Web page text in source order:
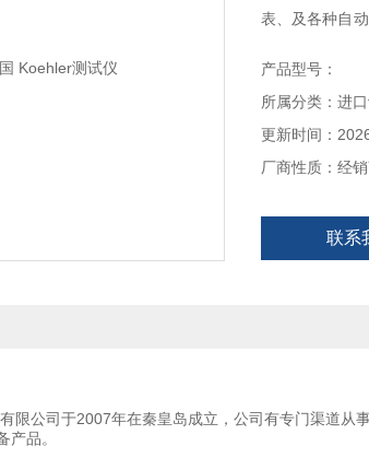
表、及各种自
持和数年的贸
还提供*细致的
泛认可。
产品型号：
所属分类：进
更新时间：
厂商性质：经
联系
限公司于2007年在秦皇岛成立，公司有专门渠道从
产品。